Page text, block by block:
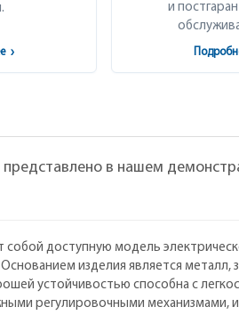
›
и
представлено в нашем
доступную модель
изделия является
устойчивостью способна с
регулировочными механизмами,